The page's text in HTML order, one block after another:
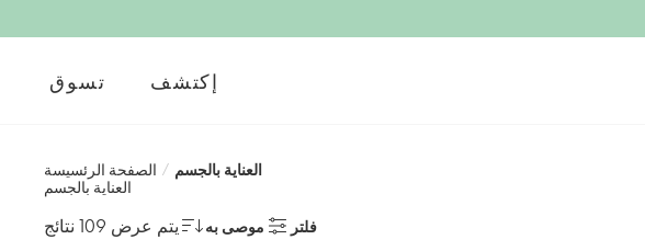
تسوق إكتشف
الصفحة الرئسيسة / العناية بالجسم
العناية بالجسم
يتم عرض 109 نتائج موصى به فلتر